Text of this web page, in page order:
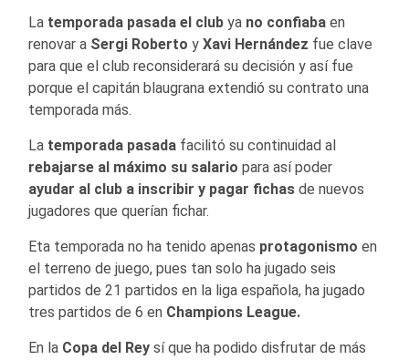
La temporada pasada el club ya no confiaba en
renovar a Sergi Roberto y Xavi Hernández fue clave
para que el club reconsiderará su decisión y así fue
porque el capitán blaugrana extendió su contrato una
temporada más.
La temporada pasada facilitó su continuidad al
rebajarse al máximo su salario para así poder
ayudar al club a inscribir y pagar fichas de nuevos
jugadores que querían fichar.
Eta temporada no ha tenido apenas protagonismo en
el terreno de juego, pues tan solo ha jugado seis
partidos de 21 partidos en la liga española, ha jugado
tres partidos de 6 en Champions League.
En la Copa del Rey sí que ha podido disfrutar de más